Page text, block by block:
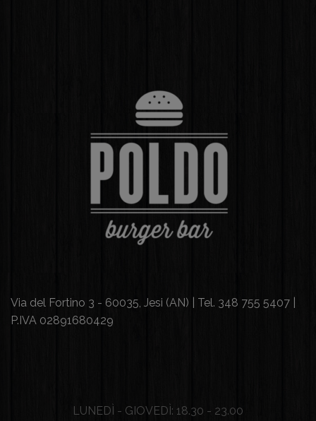
Via del Fortino 3 - 60035, Jesi (AN) | Tel. 348 755 5407 |
P.IVA 02891680429
LUNEDÌ - GIOVEDÌ: 18.30 - 23.00